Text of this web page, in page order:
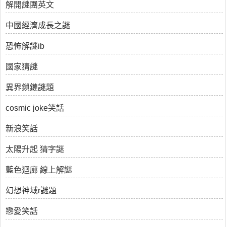
解開謎團英文
中國經濟成長之謎
恐怖解謎ib
國家猜謎
異界鎖鏈謎題
cosmic joke笑話
新浪笑話
太陽升起 猜字謎
藍色迴廊 線上解謎
幻想神域r謎題
戀愛笑話